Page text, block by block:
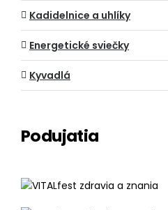
Kadidelnice a uhlíky
Energetické sviečky
Kyvadlá
Podujatia